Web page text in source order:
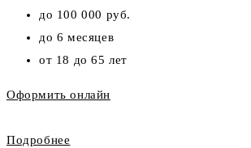
до 100 000 руб.
до 6 месяцев
от 18 до 65 лет
Оформить онлайн
Подробнее